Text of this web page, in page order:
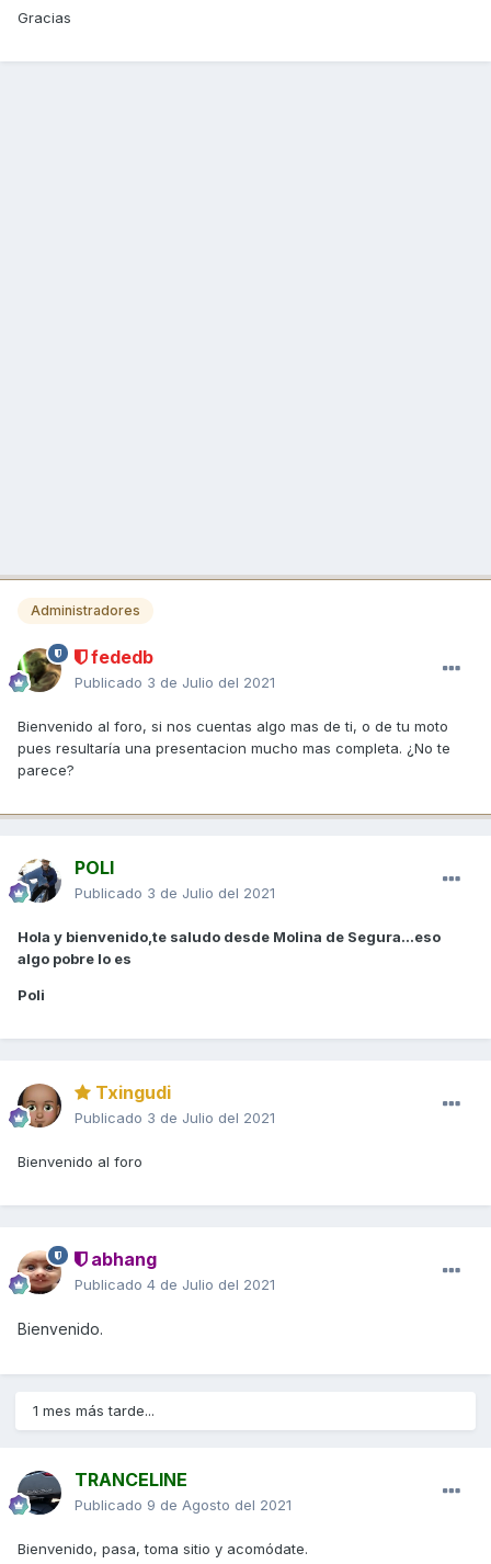
Gracias
Administradores
fededb
Publicado 3 de Julio del 2021
Bienvenido al foro, si nos cuentas algo mas de ti, o de tu moto
pues resultaría una presentacion mucho mas completa. ¿No te
parece?
POLI
Publicado 3 de Julio del 2021
Hola y bienvenido,te saludo desde Molina de Segura...eso
algo pobre lo es
Poli
Txingudi
Publicado 3 de Julio del 2021
Bienvenido al foro
abhang
Publicado 4 de Julio del 2021
Bienvenido.
1 mes más tarde...
TRANCELINE
Publicado 9 de Agosto del 2021
Bienvenido, pasa, toma sitio y acomódate.